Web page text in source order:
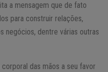
a mensagem que de fato
para construir relações,
negócios, dentre várias outras
das mãos a seu favor